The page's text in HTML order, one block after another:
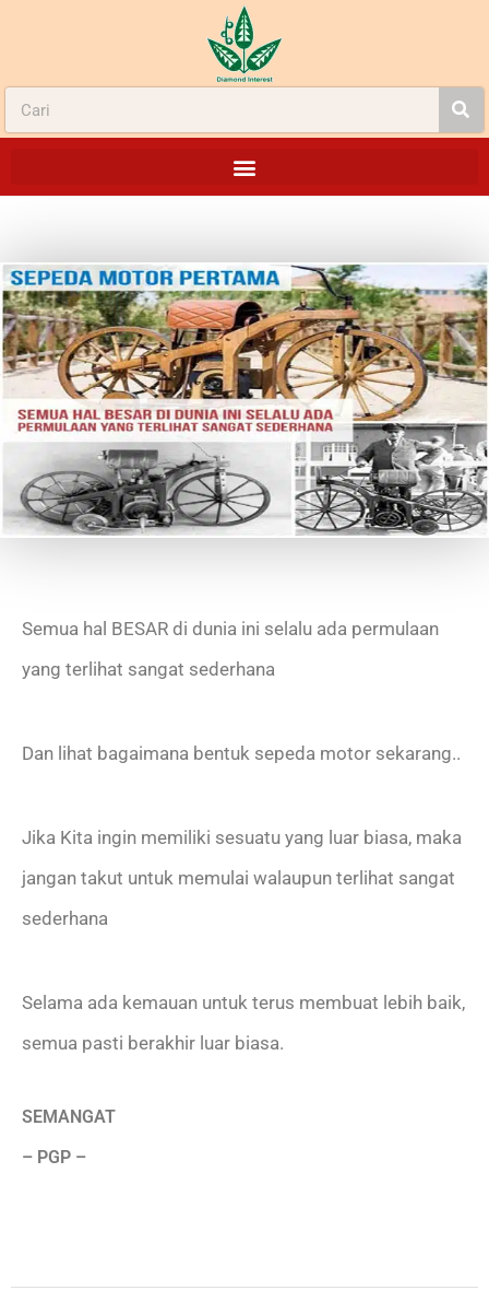
Semua hal BESAR di dunia ini selalu ada permulaan
yang terlihat sangat sederhana
Dan lihat bagaimana bentuk sepeda motor sekarang..
Jika Kita ingin memiliki sesuatu yang luar biasa, maka
jangan takut untuk memulai walaupun terlihat sangat
sederhana
Selama ada kemauan untuk terus membuat lebih baik,
semua pasti berakhir luar biasa.
SEMANGAT
– PGP –